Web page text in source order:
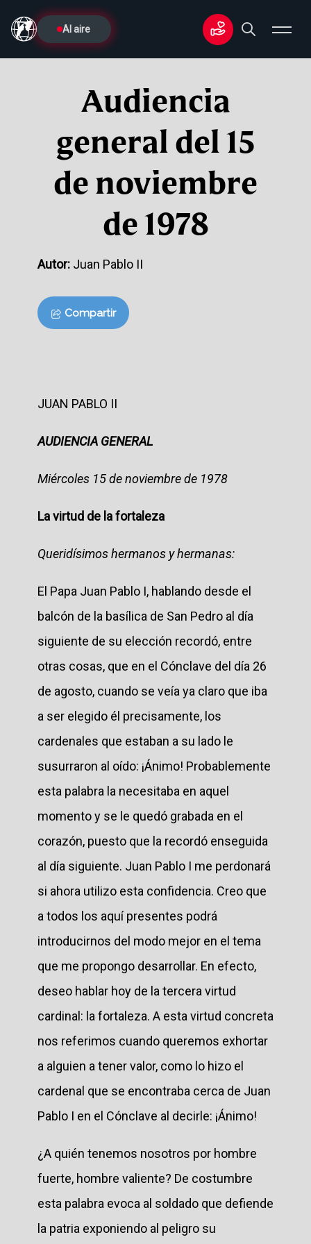
Al aire
Audiencia
general del 15
de noviembre
de 1978
Autor: Juan Pablo II
Compartir
JUAN PABLO II
AUDIENCIA GENERAL
Miércoles 15 de noviembre de 1978
La virtud de la fortaleza
Queridísimos hermanos y hermanas:
El Papa Juan Pablo I, hablando desde el
balcón de la basílica de San Pedro al día
siguiente de su elección recordó, entre
otras cosas, que en el Cónclave del día 26
de agosto, cuando se veía ya claro que iba
a ser elegido él precisamente, los
cardenales que estaban a su lado le
susurraron al oído: ¡Ánimo! Probablemente
esta palabra la necesitaba en aquel
momento y se le quedó grabada en el
corazón, puesto que la recordó enseguida
al día siguiente. Juan Pablo I me perdonará
si ahora utilizo esta confidencia. Creo que
a todos los aquí presentes podrá
introducirnos del modo mejor en el tema
que me propongo desarrollar. En efecto,
deseo hablar hoy de la tercera virtud
cardinal: la fortaleza. A esta virtud concreta
nos referimos cuando queremos exhortar
a alguien a tener valor, como lo hizo el
cardenal que se encontraba cerca de Juan
Pablo I en el Cónclave al decirle: ¡Ánimo!
¿A quién tenemos nosotros por hombre
fuerte, hombre valiente? De costumbre
esta palabra evoca al soldado que defiende
la patria exponiendo al peligro su